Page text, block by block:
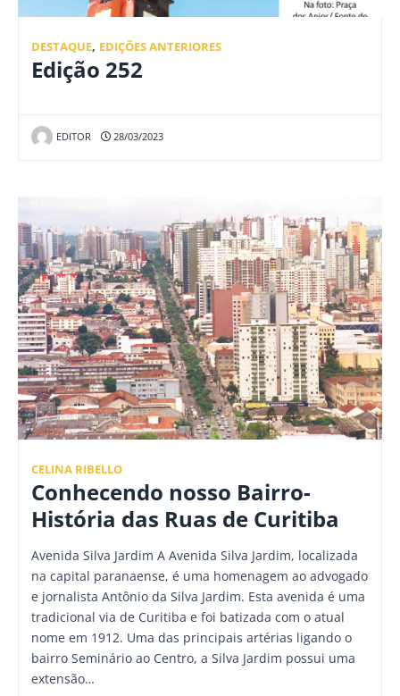
DESTAQUE, EDIÇÕES ANTERIORES
Edição 252
EDITOR 28/03/2023
CELINA RIBELLO
Conhecendo nosso Bairro-
História das Ruas de Curitiba
Avenida Silva Jardim A Avenida Silva Jardim, localizada
na capital paranaense, é uma homenagem ao advogado
e jornalista Antônio da Silva Jardim. Esta avenida é uma
tradicional via de Curitiba e foi batizada com o atual
nome em 1912. Uma das principais artérias ligando o
bairro Seminário ao Centro, a Silva Jardim possui uma
extensão…